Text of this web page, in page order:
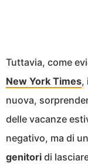
Tuttavia, come
New York Times,
nuova,
delle vacanze
negativo, ma di
genitori di